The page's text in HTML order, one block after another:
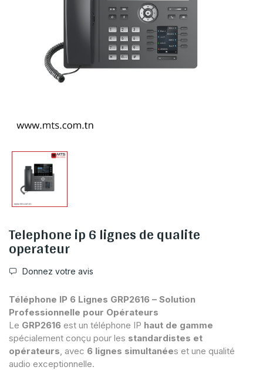
Telephone ip 6 lignes de qualite
operateur
Donnez votre avis
Téléphone IP 6 Lignes GRP2616 – Solution
Professionnelle pour Opérateurs
Le GRP2616 est un téléphone IP haut de gamme
spécialement conçu pour les standardistes et
opérateurs , avec 6 lignes simultanées et une qualité
audio exceptionnelle.